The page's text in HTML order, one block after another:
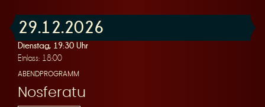
n
29.12.2026
Dienstag, 19:30 Uhr
Einlass: 18:00
ABENDPROGRAMM
Nosferatu